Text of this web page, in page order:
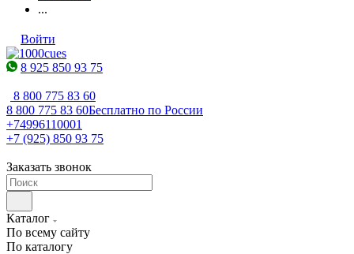
...
Войти
8 925 850 93 75
8 800 775 83 60
8 800 775 83 60Бесплатно по России
+74996110001
+7 (925) 850 93 75
Заказать звонок
Каталог
По всему сайту
По каталогу